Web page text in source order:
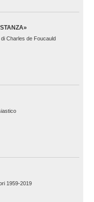
Charles de Foucauld
1959-2019